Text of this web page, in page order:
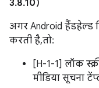
3.8.10)
अगर Android हैंडहेल्ड
करती है,तो:
[H-1-1] लॉक
मीडिया सूचना